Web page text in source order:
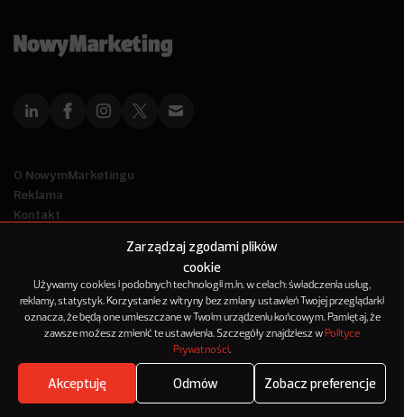
Zarządzaj zgodami plików
cookie
Używamy cookies i podobnych technologii m.in. w celach: świadczenia usług,
reklamy, statystyk. Korzystanie z witryny bez zmiany ustawień Twojej przeglądarki
oznacza, że będą one umieszczane w Twoim urządzeniu końcowym. Pamiętaj, że
zawsze możesz zmienić te ustawienia. Szczegóły znajdziesz w Polityce
Prywatności.
Akceptuję Odmów Zobacz preferencje
Where's the beef?
O NowymMarketingu
Reklama
Kontakt
© 2012-2025
NowyMarketing jest marką 143Media Sp. z o.o.